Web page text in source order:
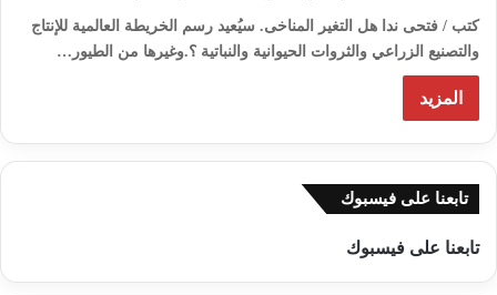
كتب / فتحى ندا هل التغير المناخى. سيُعيد رسم الخريطة العالمية للإنتاج
والتصنيع الزراعي والثروات الحيوانية والنباتية ؟.وغيرها من الطيور…
المزيد
تابعنا على فيسبوك
تابعنا على فيسبوك